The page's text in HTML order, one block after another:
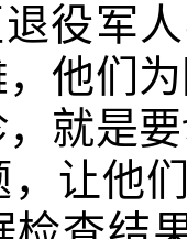
役军
他们
就是
让他